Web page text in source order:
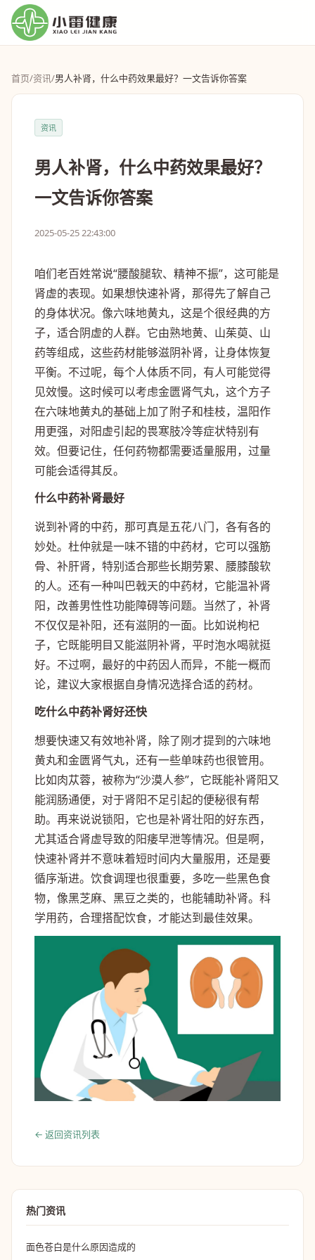
首页/资讯/男人补肾，什么中药效果最好？一文告诉你答案
资讯
男人补肾，什么中药效果最好？
一文告诉你答案
2025-05-25 22:43:00
咱们老百姓常说“腰酸腿软、精神不振”，这可能是
肾虚的表现。如果想快速补肾，那得先了解自己
的身体状况。像六味地黄丸，这是个很经典的方
子，适合阴虚的人群。它由熟地黄、山茱萸、山
药等组成，这些药材能够滋阴补肾，让身体恢复
平衡。不过呢，每个人体质不同，有人可能觉得
见效慢。这时候可以考虑金匮肾气丸，这个方子
在六味地黄丸的基础上加了附子和桂枝，温阳作
用更强，对阳虚引起的畏寒肢冷等症状特别有
效。但要记住，任何药物都需要适量服用，过量
可能会适得其反。
什么中药补肾最好
说到补肾的中药，那可真是五花八门，各有各的
妙处。杜仲就是一味不错的中药材，它可以强筋
骨、补肝肾，特别适合那些长期劳累、腰膝酸软
的人。还有一种叫巴戟天的中药材，它能温补肾
阳，改善男性性功能障碍等问题。当然了，补肾
不仅仅是补阳，还有滋阴的一面。比如说枸杞
子，它既能明目又能滋阴补肾，平时泡水喝就挺
好。不过啊，最好的中药因人而异，不能一概而
论，建议大家根据自身情况选择合适的药材。
吃什么中药补肾好还快
想要快速又有效地补肾，除了刚才提到的六味地
黄丸和金匮肾气丸，还有一些单味药也很管用。
比如肉苁蓉，被称为“沙漠人参”，它既能补肾阳又
能润肠通便，对于肾阳不足引起的便秘很有帮
助。再来说说锁阳，它也是补肾壮阳的好东西，
尤其适合肾虚导致的阳痿早泄等情况。但是啊，
快速补肾并不意味着短时间内大量服用，还是要
循序渐进。饮食调理也很重要，多吃一些黑色食
物，像黑芝麻、黑豆之类的，也能辅助补肾。科
学用药，合理搭配饮食，才能达到最佳效果。
← 返回资讯列表
热门资讯
面色苍白是什么原因造成的